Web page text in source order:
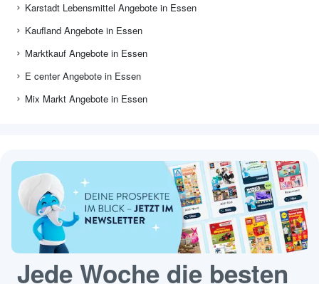
Karstadt Lebensmittel Angebote in Essen
Kaufland Angebote in Essen
Marktkauf Angebote in Essen
E center Angebote in Essen
Mix Markt Angebote in Essen
Jede Woche die besten